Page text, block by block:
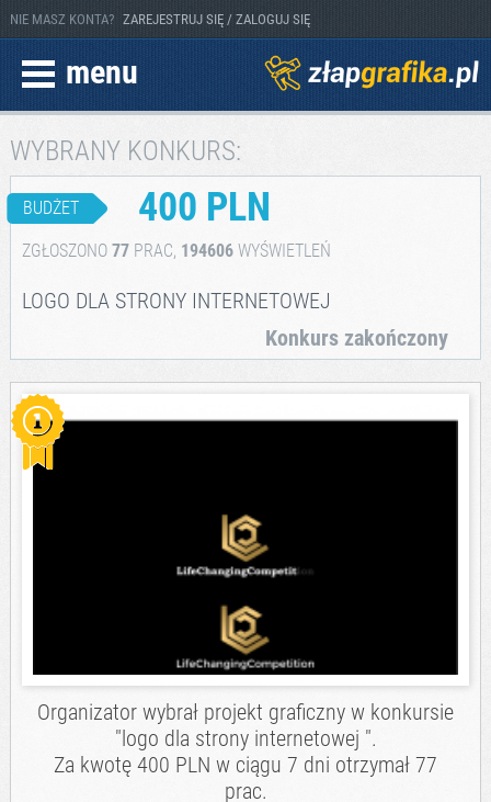
NIE MASZ KONTA? ZAREJESTRUJ SIĘ / ZALOGUJ SIĘ
menu
WYBRANY KONKURS:
BUDŻET 400 PLN
ZGŁOSZONO 77PRAC, 194606WYŚWIETLEŃ
LOGO DLA STRONY INTERNETOWEJ
Konkurs zakończony
Organizator wybrał projekt graficzny w konkursie
"logo dla strony internetowej ".
Za kwotę 400 PLN w ciągu 7 dni otrzymał 77
prac.